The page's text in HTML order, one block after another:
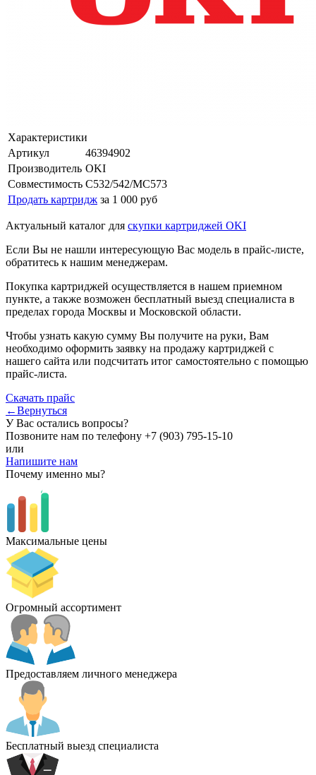
Характеристики
Артикул
46394902
Производитель OKI
Совместимость C532/542/MC573
Продать картридж за 1 000 руб
Актуальный каталог для скупки картриджей OKI
Если Вы не нашли интересующую Вас модель в прайс-листе,
обратитесь к нашим менеджерам.
Покупка картриджей осуществляется в нашем приемном
пункте, а также возможен бесплатный выезд специалиста в
пределах города Москвы и Московской области.
Чтобы узнать какую сумму Вы получите на руки, Вам
необходимо оформить заявку на продажу картриджей с
нашего сайта или подсчитать итог самостоятельно с помощью
прайс-листа.
Скачать прайс
←Вернуться
У Вас остались вопросы?
Позвоните нам по телефону +7 (903) 795-15-10
или
Напишите нам
Почему именно мы?
Максимальные цены
Огромный ассортимент
Предоставляем личного менеджера
Бесплатный выезд специалиста